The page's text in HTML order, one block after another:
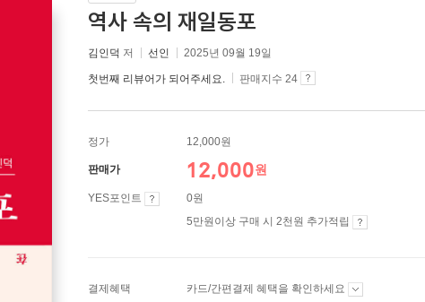
역사 속의 재일동포
김인덕 저 선인 2025년 09월 19일
첫번째 리뷰어가 되어주세요. 판매지수 24
정가 12,000원
판매가 12,000원
YES포인트
0원
5만원이상 구매 시 2천원 추가적립
결제혜택 카드/간편결제 혜택을 확인하세요